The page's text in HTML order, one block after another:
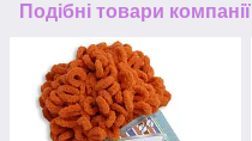
Подібні товари компанії